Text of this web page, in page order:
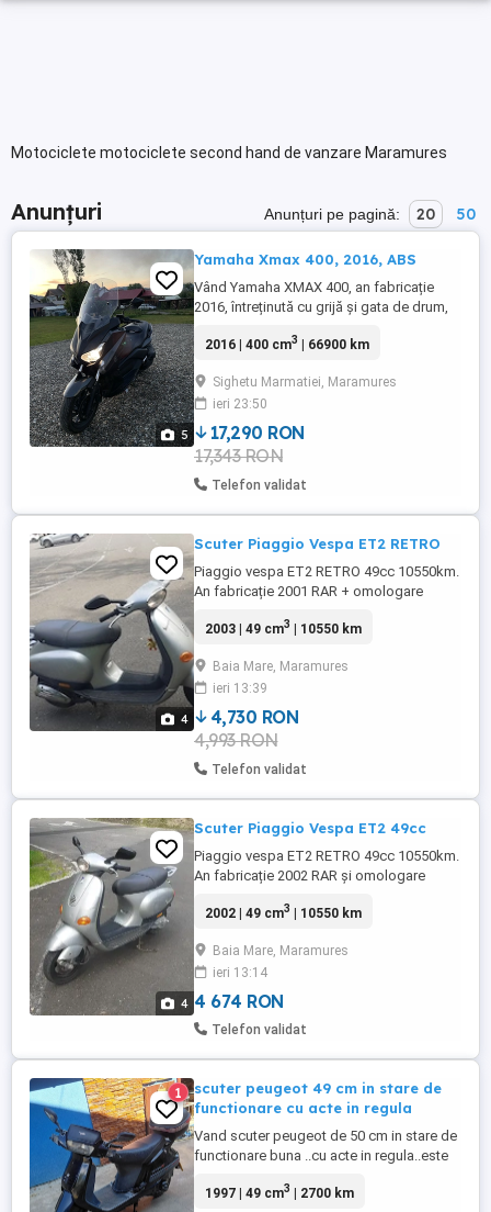
Motociclete motociclete second hand de vanzare Maramures
Anunțuri Anunțuri pe pagină: 20 50
5
Yamaha Xmax 400, 2016, ABS
Vând Yamaha XMAX 400, an fabricație
2016, întreținută cu grijă și gata de drum,
fabricație: 2016 * Motor: 400 cm *
practic noi * Revizie completă efectuată
anul trecut, inclusiv schimbarea curelei de
transmisie * Funcționează ...
2016 | 400 cm3 | 66900 km
Sighetu Marmatiei, Maramures
ieri 23:50
17,290 RON
17,343 RON
Telefon validat
4
Scuter Piaggio Vespa ET2 RETRO
Piaggio vespa ET2 RETRO 49cc 10550km.
An fabricație 2001 RAR + omologare
Pornire buton pedala Baterie nouă !!!
funcționare Locație Baia-Mare
2003 | 49 cm3 | 10550 km
Baia Mare, Maramures
ieri 13:39
4,730 RON
4,993 RON
Telefon validat
4
Scuter Piaggio Vespa ET2 49cc
Piaggio vespa ET2 RETRO 49cc 10550km.
An fabricație 2002 RAR și omologare
buton și pedala Baterie nouă ! Carburator
2002 | 49 cm3 | 10550 km
Baia Mare, Maramures
ieri 13:14
4 674 RON
Telefon validat
1
scuter peugeot 49 cm in stare de
functionare cu acte in regula
Vand scuter peugeot de 50 cm in stare de
functionare buna ..cu acte in regula..este
..pret 300 euro.
1997 | 49 cm3 | 2700 km